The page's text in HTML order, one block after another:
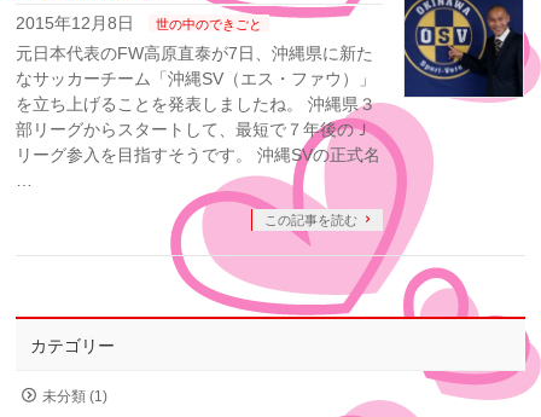
2015年12月8日 世の中のできごと
元日本代表のFW高原直泰が7日、沖縄県に新た
なサッカーチーム「沖縄SV（エス・ファウ）」
を立ち上げることを発表しましたね。 沖縄県３
部リーグからスタートして、最短で７年後のＪ
リーグ参入を目指すそうです。 沖縄SVの正式名
この記事を読む
カテゴリー
未分類 (1)